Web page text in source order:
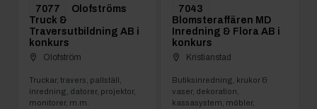
7077
Olofströms
Truck &
Traversutbildning AB i
konkurs
Olofström
Truckar, travers, pallställ,
inredning, datorer, projektor,
monitorer, m.m.
7043
Blomsteraffären MD
Inredning & Flora AB i
konkurs
Kristianstad
Butiksinredning, krukor &
vaser, dekoration,
kassasystem, möbler,